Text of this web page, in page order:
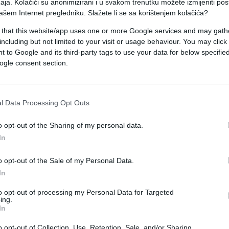
Kolačići su anonimizirani i u svakom trenutku možete izmijeniti
Internet pregledniku. Slažete li se sa korištenjem kolačića?
that this website/app uses one or more Google services and may
but not limited to your visit or usage behaviour. You may
to Google and its third-party tags to use your data for below
consent section.
Data Processing Opt Outs
opt-out of the Sharing of my personal data.
opt-out of the Sale of my Personal Data.
opt-out of processing my Personal Data for Targeted
Sarajevo zapad-Lepenica i Počitelj-
zbog aktuelnih radova saobraćaj je
na magistralnoj cesti Dobro Polje-Miljevina.
preko Grepka ili Kalinovika (ima 19 km
saobraćati preko Rogatice i Ustiprače.
vozila do 3,5 t saobraćaju jednom trakom,
i dalje obustavljen.
je saobraćaj za vozila do 3,5 tone, dok je za
cesti Vitez-Kaonik u vremenu od 08:30 do